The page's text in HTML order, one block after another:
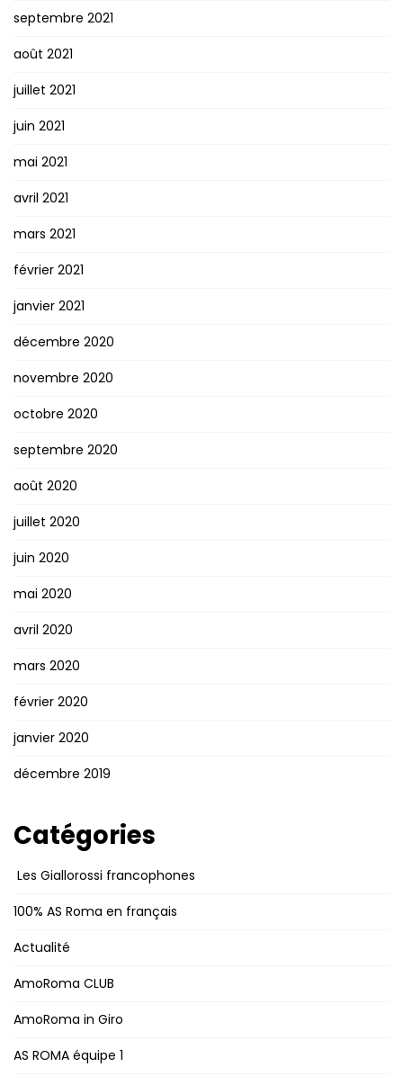
septembre 2021
août 2021
juillet 2021
juin 2021
mai 2021
avril 2021
mars 2021
février 2021
janvier 2021
décembre 2020
novembre 2020
octobre 2020
septembre 2020
août 2020
juillet 2020
juin 2020
mai 2020
avril 2020
mars 2020
février 2020
janvier 2020
décembre 2019
Catégories
Les Giallorossi francophones
100% AS Roma en français
Actualité
AmoRoma CLUB
AmoRoma in Giro
AS ROMA équipe 1